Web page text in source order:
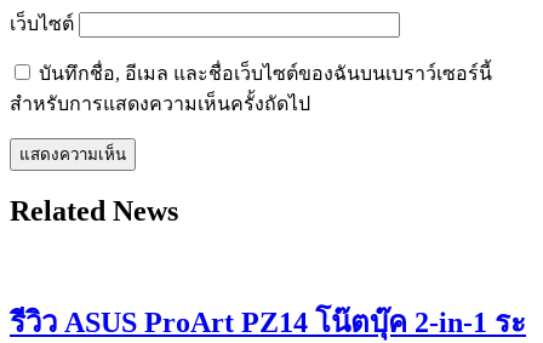
เว็บไซต์
บันทึกชื่อ, อีเมล และชื่อเว็บไซต์ของฉันบนเบราว์เซอร์นี้
สำหรับการแสดงความเห็นครั้งถัดไป
Related News
รีวิว ASUS ProArt PZ14 โน๊ตบุ๊ค 2-in-1 ระ